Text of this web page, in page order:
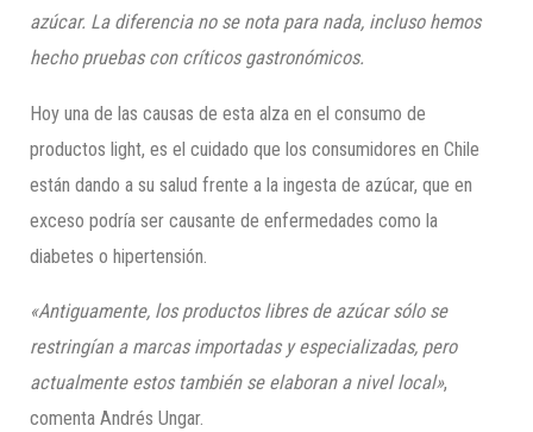
azúcar. La diferencia no se nota para nada, incluso hemos
hecho pruebas con críticos gastronómicos.
Hoy una de las causas de esta alza en el consumo de
productos light, es el cuidado que los consumidores en Chile
están dando a su salud frente a la ingesta de azúcar, que en
exceso podría ser causante de enfermedades como la
diabetes o hipertensión.
«Antiguamente, los productos libres de azúcar sólo se
restringían a marcas importadas y especializadas, pero
actualmente estos también se elaboran a nivel local»,
comenta Andrés Ungar.